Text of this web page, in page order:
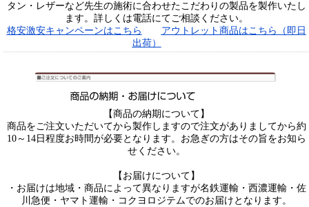
タン・レザーなど先生の施術に合わせたこだわりの製品を製作いたし
ます。詳しくは電話にてご相談ください。
格安激安キャンペーンはこちら
アウトレット商品はこちら（即日
出荷）
【商品の納期について】
商品をご注文いただいてから製作しますので注文がありましてから約
10～14日程度お時間が必要となります。お急ぎの方はその旨をお知ら
せください。
【お届けについて】
・お届けは地域・商品によって異なりますが名鉄運輸・西濃運輸・佐
川急便・ヤマト運輸・コクヨロジテムでのお届けとなります。